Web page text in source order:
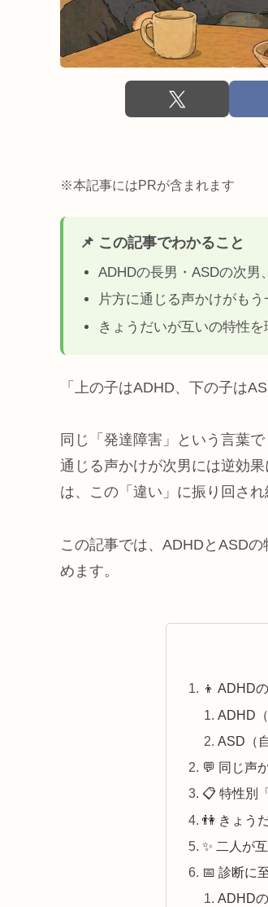
※本記事にはPRが含まれます
📌 この記事でわかること
ADHDの長男・ASDの次
片方に通じる声かけがも
きょうだいが互いの特性
「上の子はADHD、下の子は
同じ「発達障害」という言葉
通じる声かけが次男には逆効
は、この「違い」に振り回され
この記事では、ADHDとASD
めます。
👦 ADHD
ADHD
ASD（
💬 同じ声
📋 特性別
👫 きょう
✨ 二人が
📅 診断に
ADHD